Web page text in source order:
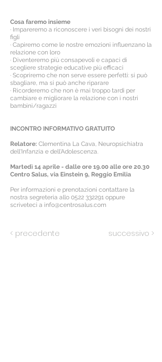
Cosa faremo insieme
· Impareremo a riconoscere i veri bisogni dei nostri
figli
· Capiremo come le nostre emozioni influenzano la
relazione con loro
· Diventeremo più consapevoli e capaci di
scegliere strategie educative più efficaci
· Scopriremo che non serve essere perfetti: si può
sbagliare, ma si può anche riparare
· Ricorderemo che non è mai troppo tardi per
cambiare e migliorare la relazione con i nostri
bambini/ragazzi
INCONTRO INFORMATIVO GRATUITO
Relatore: Clementina La Cava, Neuropsichiatra
dell'Infanzia e dell'Adolescenza.
Martedì 14 aprile - dalle ore 19.00 alle ore 20.30
Centro Salus, via Einstein 9, Reggio Emilia
Per informazioni e prenotazioni contattare la
nostra segreteria allo 0522 332291 oppure
scriveteci a info@centrosalus.com
< precedente successivo >